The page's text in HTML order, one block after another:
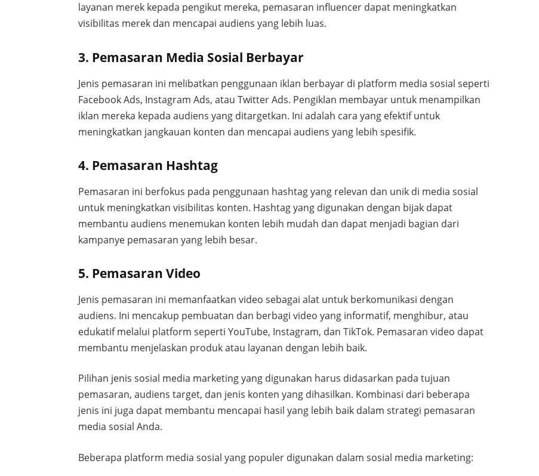
layanan merek kepada pengikut mereka, pemasaran influencer dapat meningkatkan
visibilitas merek dan mencapai audiens yang lebih luas.
3. Pemasaran Media Sosial Berbayar
Jenis pemasaran ini melibatkan penggunaan iklan berbayar di platform media sosial seperti
Facebook Ads, Instagram Ads, atau Twitter Ads. Pengiklan membayar untuk menampilkan
iklan mereka kepada audiens yang ditargetkan. Ini adalah cara yang efektif untuk
meningkatkan jangkauan konten dan mencapai audiens yang lebih spesifik.
4. Pemasaran Hashtag
Pemasaran ini berfokus pada penggunaan hashtag yang relevan dan unik di media sosial
untuk meningkatkan visibilitas konten. Hashtag yang digunakan dengan bijak dapat
membantu audiens menemukan konten lebih mudah dan dapat menjadi bagian dari
kampanye pemasaran yang lebih besar.
5. Pemasaran Video
Jenis pemasaran ini memanfaatkan video sebagai alat untuk berkomunikasi dengan
audiens. Ini mencakup pembuatan dan berbagi video yang informatif, menghibur, atau
edukatif melalui platform seperti YouTube, Instagram, dan TikTok. Pemasaran video dapat
membantu menjelaskan produk atau layanan dengan lebih baik.
Pilihan jenis sosial media marketing yang digunakan harus didasarkan pada tujuan
pemasaran, audiens target, dan jenis konten yang dihasilkan. Kombinasi dari beberapa
jenis ini juga dapat membantu mencapai hasil yang lebih baik dalam strategi pemasaran
media sosial Anda.
Beberapa platform media sosial yang populer digunakan dalam sosial media marketing: